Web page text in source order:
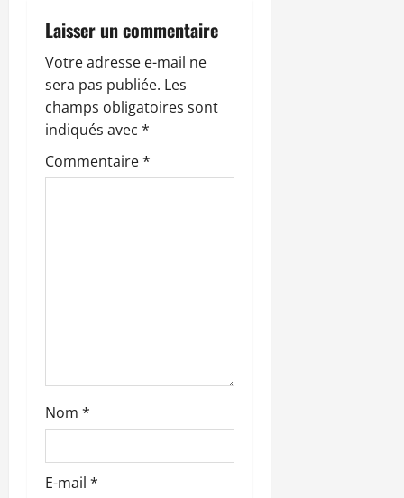
o
n
d
’
a
e
Laisser un commentaire
Votre adresse e-mail ne
sera pas publiée. Les
champs obligatoires sont
indiqués avec *
Commentaire*
Nom *
E-mail *